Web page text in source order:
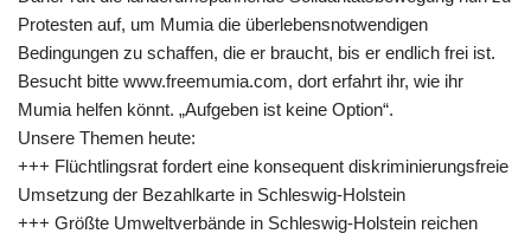
Protesten auf, um Mumia die überlebensnotwendigen
Bedingungen zu schaffen, die er braucht, bis er endlich frei ist.
Besucht bitte www.freemumia.com, dort erfahrt ihr, wie ihr
Mumia helfen könnt. „Aufgeben ist keine Option“.
Unsere Themen heute:
+++ Flüchtlingsrat fordert eine konsequent diskriminierungsfreie
Umsetzung der Bezahlkarte in Schleswig-Holstein
+++ Größte Umweltverbände in Schleswig-Holstein reichen